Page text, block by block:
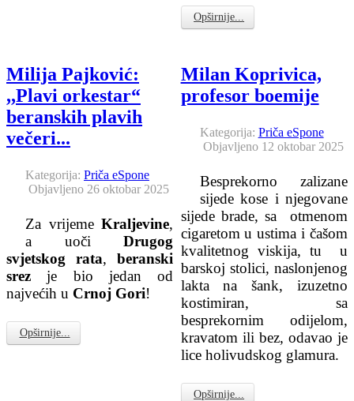
Opširnije...
Milija Pajković:
,,Plavi orkestar“
beranskih plavih
večeri...
Kategorija: Priča eSpone
Objavljeno 26 oktobar 2025
Za vrijemeKraljevine,
a uočiDrugog
svjetskog rata,beranski
srez je bio jedan od
najvećih u Crnoj Gori!
Opširnije...
Milan Koprivica,
profesor boemije
Kategorija: Priča eSpone
Objavljeno 12 oktobar 2025
Besprekorno zalizane
sijede kose i njegovane
sijede brade, sa otmenom
cigaretom u ustima i čašom
kvalitetnog viskija, tu u
barskoj stolici, naslonjenog
lakta na šank, izuzetno
kostimiran, sa
besprekornim odijelom,
kravatom ili bez, odavao je
lice holivudskog glamura.
Opširnije...